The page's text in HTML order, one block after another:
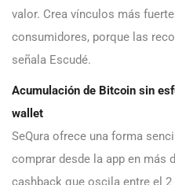
valor. Crea vínculos más
consumidores, porque las
señala Escudé.
Acumulación de Bitcoin sin
wallet
SeQura ofrece una forma
comprar desde la app en más